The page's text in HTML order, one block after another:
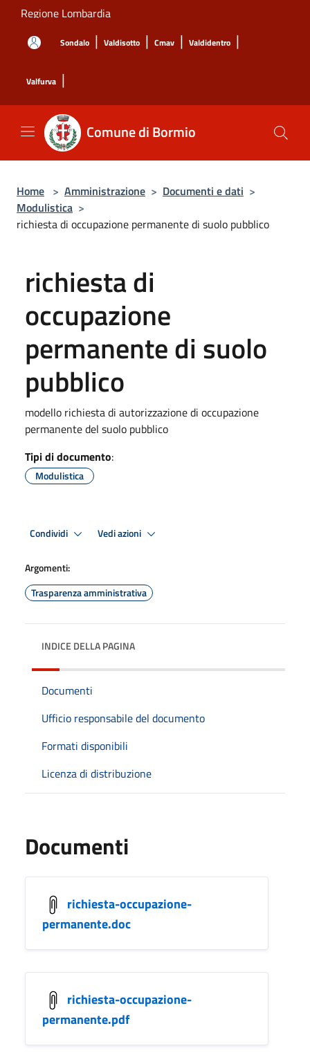
Salta al contenuto principale
Regione Lombardia
Sondalo | Valdisotto | Cmav | Valdidentro |
Valfurva |
Comune di Bormio
Home > Amministrazione > Documenti e dati >
Modulistica >
richiesta di occupazione permanente di suolo pubblico
richiesta di
occupazione
permanente di suolo
pubblico
modello richiesta di autorizzazione di occupazione
permanente del suolo pubblico
Tipi di documento:
Modulistica
Condividi Vedi azioni
Argomenti:
Trasparenza amministrativa
INDICE DELLA PAGINA
Documenti
Ufficio responsabile del documento
Formati disponibili
Licenza di distribuzione
Documenti
richiesta-occupazione-
permanente.doc
richiesta-occupazione-
permanente.pdf